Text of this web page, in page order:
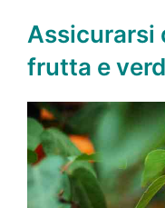
Assicurarsi
frutta e